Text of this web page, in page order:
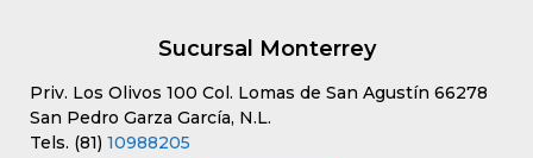
Sucursal Monterrey
Priv. Los Olivos 100 Col. Lomas de San Agustín 66278
San Pedro Garza García, N.L.
Tels. (81) 10988205